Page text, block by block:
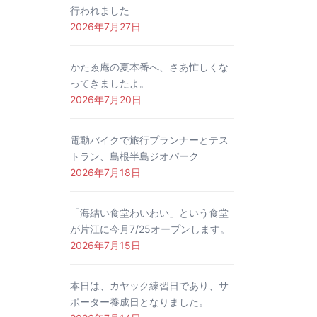
行われました
2026年7月27日
かたゑ庵の夏本番へ、さあ忙しくな
ってきましたよ。
2026年7月20日
電動バイクで旅行プランナーとテス
トラン、島根半島ジオパーク
2026年7月18日
「海結い食堂わいわい」という食堂
が片江に今月7/25オープンします。
2026年7月15日
本日は、カヤック練習日であり、サ
ポーター養成日となりました。